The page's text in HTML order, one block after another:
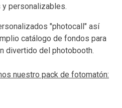
personalizables.
"photocall" así
catálogo de fondos para
divertido del photobooth.
nuestro pack de fotomatón: